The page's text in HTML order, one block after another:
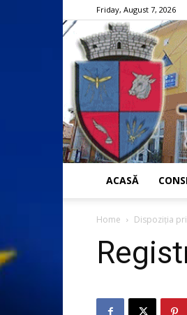
Friday, August 7, 2026
ACASĂ
Home Dispoziția